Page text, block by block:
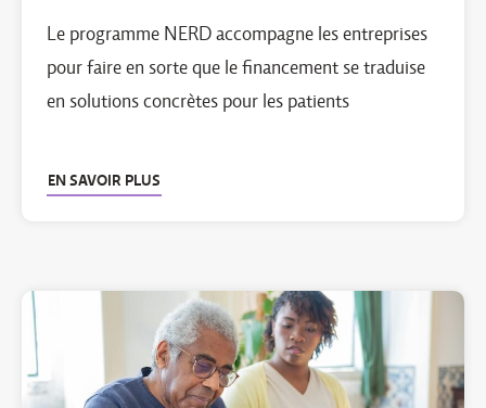
Le programme NERD accompagne les entreprises
pour faire en sorte que le financement se traduise
en solutions concrètes pour les patients
EN SAVOIR PLUS